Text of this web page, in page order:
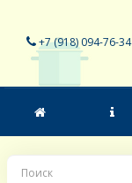
+7 (918) 094-76-34